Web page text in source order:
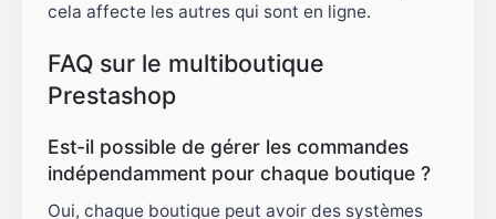
cela affecte les autres qui sont en ligne.
FAQ sur le multiboutique
Prestashop
Est-il possible de gérer les commandes
indépendamment pour chaque boutique ?
Oui, chaque boutique peut avoir des systèmes